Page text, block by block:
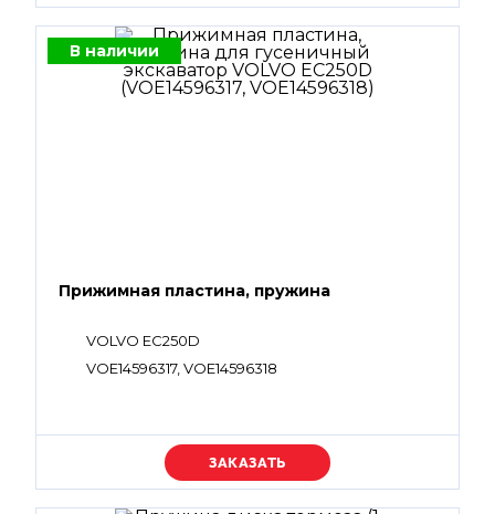
В наличии
Прижимная пластина, пружина
VOLVO EC250D
VOE14596317, VOE14596318
Уточняйте цену